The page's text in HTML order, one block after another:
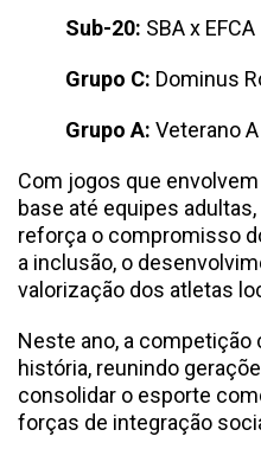
Sub-20: SBA x EFCA
Grupo C: Dominus
Grupo A: Veterano
Com jogos que
base até equipes
reforça o compromisso
a inclusão, o
valorização dos atletas
Neste ano, a competição
história, reunindo
consolidar o esporte
forças de integração